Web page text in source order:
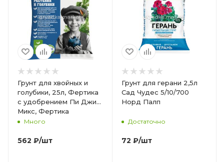
Грунт для хвойных и
голубики, 25л, Фертика
с удобрением Пи Джи
Микс, Фертика
Много
562 ₽/шт
Грунт для герани 2,5л
Сад Чудес 5/10/700
Норд Палп
Достаточно
72 ₽/шт